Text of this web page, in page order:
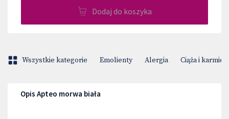
Dodaj do koszyka
Wszystkie kategorie Emolienty Alergia Ciąża i
Opis Apteo morwa biała